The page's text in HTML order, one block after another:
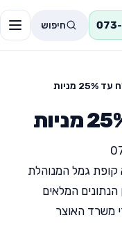
חיפוש
מניות
קופת גמל המנוהלת
הנתונים המלאים
משרד האוצר